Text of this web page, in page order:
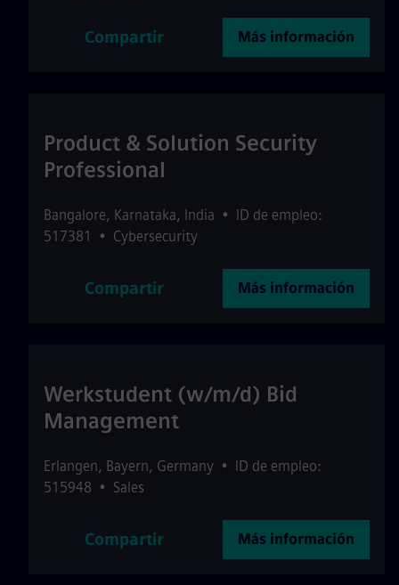
Compartir Más información
Product & Solution Security
Professional
Bangalore, Karnataka, India • ID de empleo:
517381
• Cybersecurity
Compartir Más información
Werkstudent (w/m/d) Bid
Management
Erlangen, Bayern, Germany • ID de empleo:
515948 • Sales
Compartir Más información